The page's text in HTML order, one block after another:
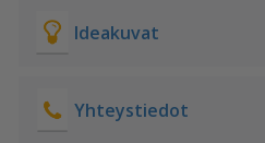
Ideakuvat
Yhteystiedot